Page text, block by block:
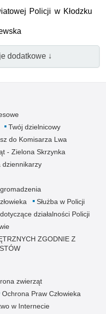
Policji w Kłodzku
dodatkowe ↓
Twój dzielnicowy
do Komisarza Lwa
- Zielona Skrzynka
dziennikarzy
Służba w Policji
działalności Policji
ZGODNIE Z
zwierząt
Ochrona Praw Człowieka
w Internecie